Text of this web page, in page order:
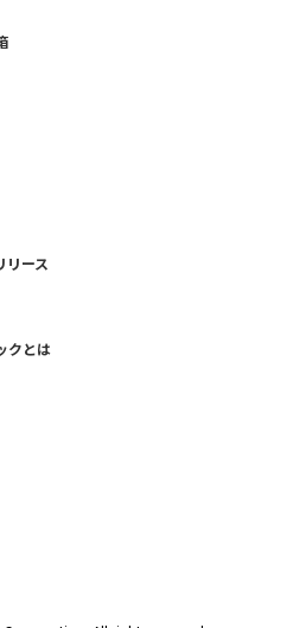
リース
クとは